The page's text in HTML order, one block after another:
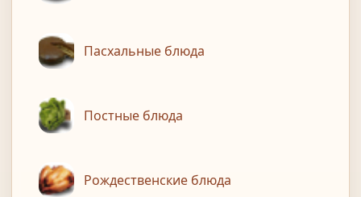
Пасхальные блюда
Постные блюда
Рождественские блюда